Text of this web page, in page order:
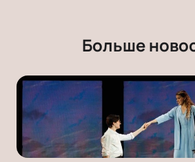
Больше